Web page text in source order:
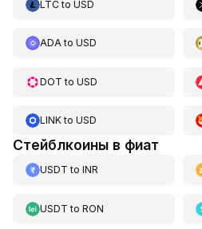
LTCto USD
ADAto USD
DOT to USD
LINKto USD
Стейблкоины в фиат
USDT to INR
USDT to RON